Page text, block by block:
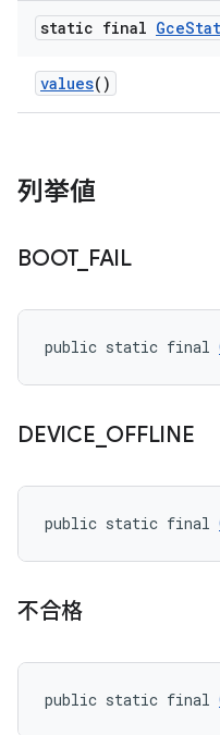
static final Gce
values()
列挙値
BOOT_ FAIL
public static final
DEVICE OFFLINE
public static final
不合格
public static final